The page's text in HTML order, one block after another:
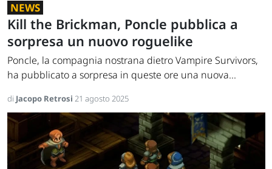
NEWS
Kill the Brickman, Poncle pubblica a
sorpresa un nuovo roguelike
Poncle, la compagnia nostrana dietro Vampire Survivors,
ha pubblicato a sorpresa in queste ore una nuova...
di Jacopo Retrosi 21 agosto 2025